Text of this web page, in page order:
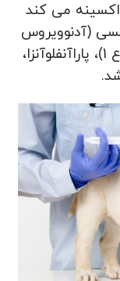
واکسینه می کند
(آدنوویروس
نوع 2)، هپاتیت سگ (آدنوویروس نوع 1)، پاراآنفلوآنزا،